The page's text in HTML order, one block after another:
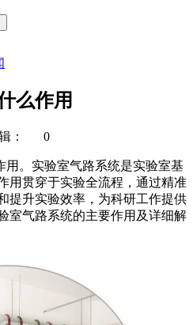
么作用
： 0
用。实验室气路系统是实验室基
用贯穿于实验全流程，通过精准
提升实验效率，为科研工作提供
室气路系统的主要作用及详细解